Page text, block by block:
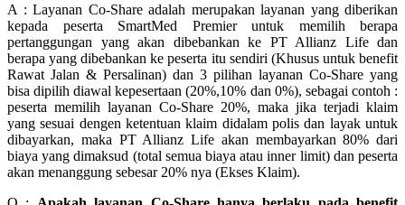
A : Layanan Co-Share adalah merupakan layanan yang diberikan
kepada peserta SmartMed Premier untuk memilih berapa
pertanggungan yang akan dibebankan ke PT Allianz Life dan
berapa yang dibebankan ke peserta itu sendiri (Khusus untuk benefit
Rawat Jalan & Persalinan) dan 3 pilihan layanan Co-Share yang
bisa dipilih diawal kepesertaan (20%,10% dan 0%), sebagai contoh :
peserta memilih layanan Co-Share 20%, maka jika terjadi klaim
yang sesuai dengen ketentuan klaim didalam polis dan layak untuk
dibayarkan, maka PT Allianz Life akan membayarkan 80% dari
biaya yang dimaksud (total semua biaya atau inner limit) dan peserta
akan menanggung sebesar 20% nya (Ekses Klaim).